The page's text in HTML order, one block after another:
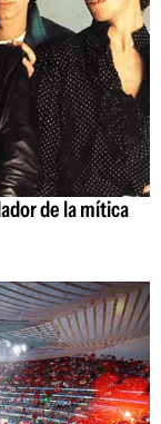
de la mítica